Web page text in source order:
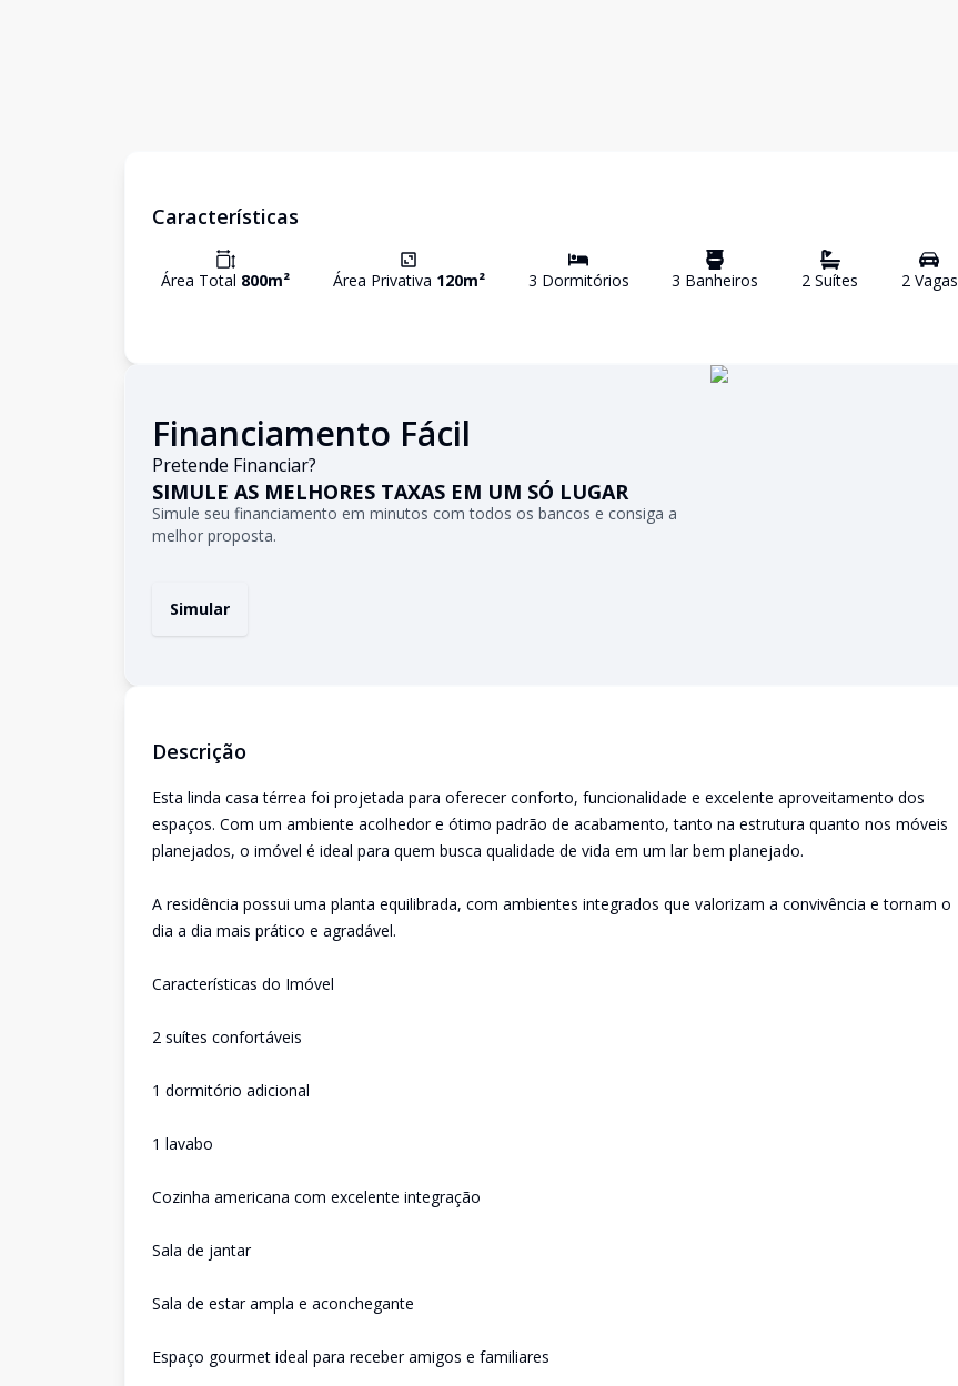
Características
Área Total 800m² Área Privativa 120m² 3 Dormitórios 3 Banheiros 2 Suítes 2Vagas
Financiamento Fácil
Pretende Financiar?
SIMULE AS MELHORES TAXAS EM UM SÓ LUGAR
Simule seu financiamento em minutos com todos os bancos e consiga a
melhor proposta.
Simular
Descrição
Esta linda casa térrea foi projetada para oferecer conforto, funcionalidade e excelente aproveitamento dos
espaços. Com um ambiente acolhedor e ótimo padrão de acabamento, tanto na estrutura quanto nos móveis
planejados, o imóvel é ideal para quem busca qualidade de vida em um lar bem planejado.
A residência possui uma planta equilibrada, com ambientes integrados que valorizam a convivência e tornam o
dia a dia mais prático e agradável.
Características do Imóvel
2 suítes confortáveis
1 dormitório adicional
1 lavabo
Cozinha americana com excelente integração
Sala de jantar
Sala de estar ampla e aconchegante
Espaço gourmet ideal para receber amigos e familiares